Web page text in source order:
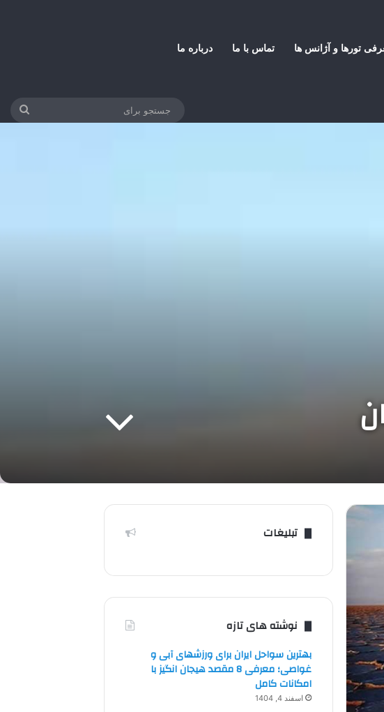
تورها و آژانس ها تماس با ما درباره ما
تبلیغات
نوشته های تازه
بهترین سواحل ایران برای ورزشهای آبی و
غواصی؛ معرفی 8 مقصد هیجان انگیز با
امکانات کامل
اسفند 4, 1404